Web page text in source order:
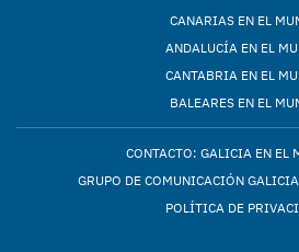
CANARIAS EN EL
ANDALUCÍA EN EL
CANTABRIA EN EL
BALEARES EN EL
CONTACTO: GALICIA EN EL
GRUPO DE COMUNICACIÓN
POLÍTICA DE